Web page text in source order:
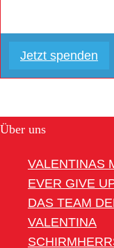
Jetzt spenden
Über uns
VALENTINAS
EVER GIVE
DAS TEAM
VALENTINA